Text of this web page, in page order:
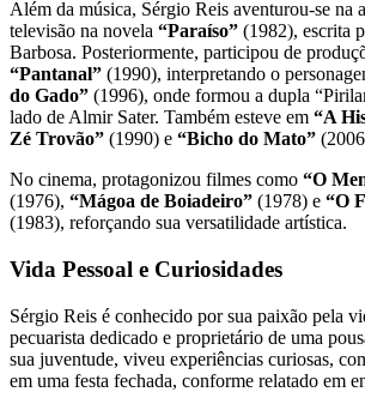
Além da música, Sérgio Reis aventurou-se na
televisão na novela “Paraíso” (1982), escrita
Barbosa. Posteriormente, participou de
“Pantanal” (1990), interpretando o
do Gado” (1996), onde formou a dupla
lado de Almir Sater. Também esteve em “A
Zé Trovão” (1990) e “Bicho do Mato”
No cinema, protagonizou filmes como “O
(1976), “Mágoa de Boiadeiro” (1978) e “O
(1983), reforçando sua versatilidade artística.
Vida Pessoal e Curiosidades
Sérgio Reis é conhecido por sua paixão pela
pecuarista dedicado e proprietário de uma
sua juventude, viveu experiências curiosas,
em uma festa fechada, conforme relatado em